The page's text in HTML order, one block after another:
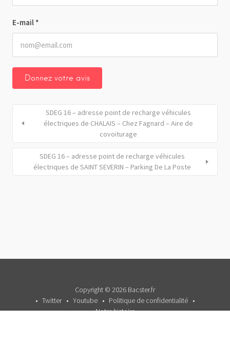
E-mail *
SDEG 16 – adresse point de recharge véhicules
électriques de CHALAIS – Chez Fagnard – Aire de
covoiturage
SDEG 16 – adresse point de recharge véhicules
électriques de SAINT SEVERIN – Parking De La Poste
Copyright © 2026 Bacster.fr
Twitter
Youtube
Politique de confidentialité
Notre histoire